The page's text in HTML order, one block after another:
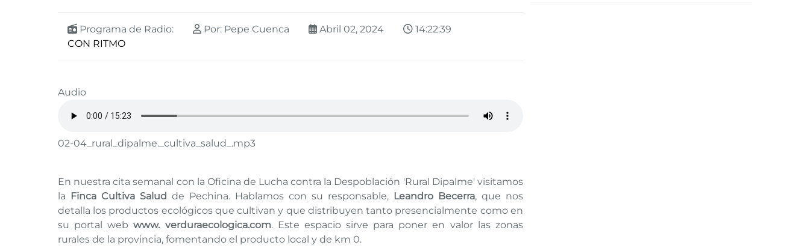
Programa de Radio:
CON RITMO
Por: Pepe Cuenca Abril 02, 2024 14:22:39
Audio
02-04_rural_dipalme._cultiva_salud_.mp3
En nuestra cita semanal con la Oficina de Lucha contra la Despoblación 'Rural Dipalme' visitamos
la Finca Cultiva Salud de Pechina. Hablamos con su responsable, Leandro Becerra, que nos
detalla los productos ecológicos que cultivan y que distribuyen tanto presencialmente como en
su portal webwww. verduraecologica.com. Este espacio sirve para poner en valor las zonas
rurales de la provincia, fomentando el producto local y de km 0.